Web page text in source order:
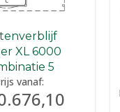
XL 6000
5
vanaf: